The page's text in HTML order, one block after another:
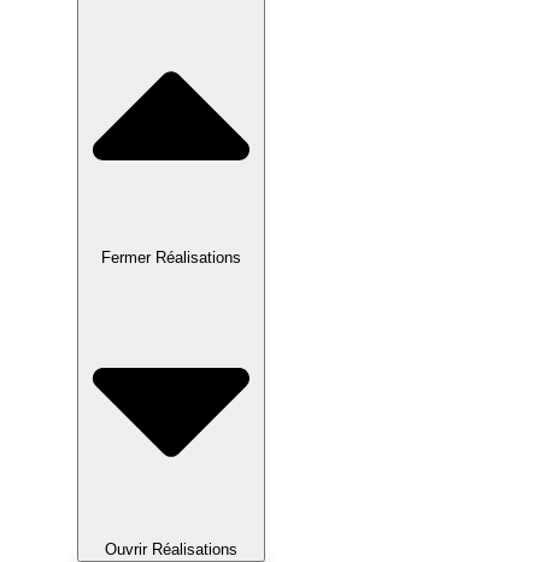
Fermer Réalisations
Ouvrir Réalisations